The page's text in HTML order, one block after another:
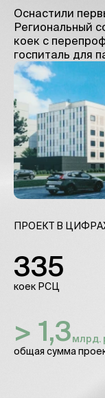
Оснастили
Региональный
коек с
госпиталь для
ПРОЕКТ В
335
коек РСЦ
> 1,3млрд.
общая сумма